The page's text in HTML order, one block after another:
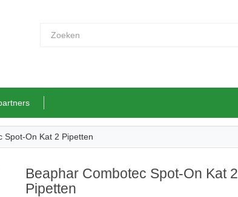
Spot-On Kat 2 Pipetten
Beaphar Combotec Spot-On Kat 2
Pipetten